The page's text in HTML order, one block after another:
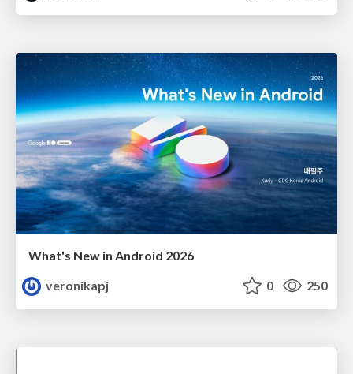
What's New in Android 2026
veronikapj
0 250